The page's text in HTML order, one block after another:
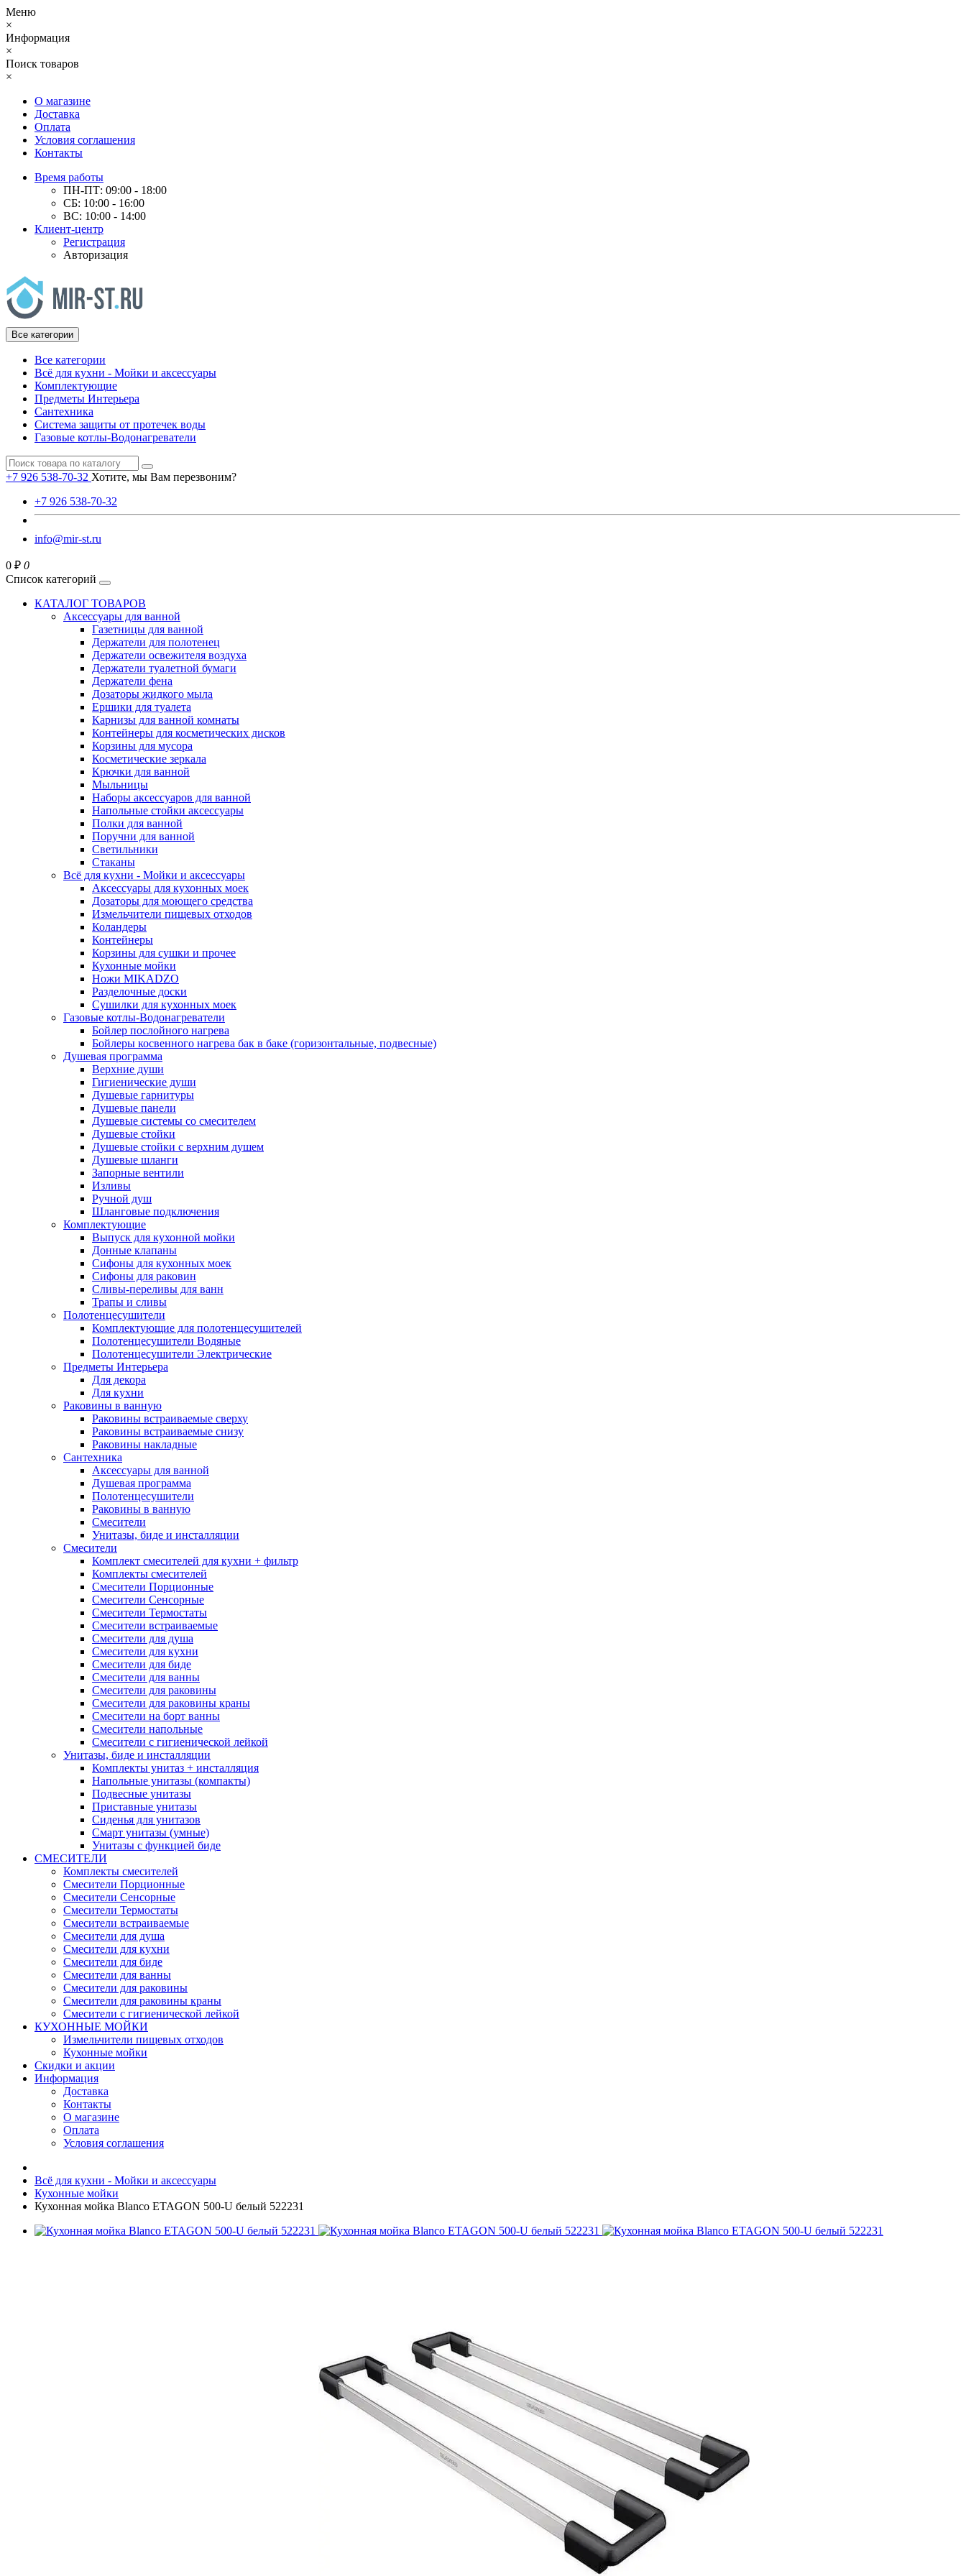
Меню
×
Информация
×
Поиск товаров
×
О магазине
Доставка
Оплата
Условия соглашения
Контакты
Время работы
ПН-ПТ: 09:00 - 18:00
СБ: 10:00 - 16:00
ВС: 10:00 - 14:00
Клиент-центр
Регистрация
Авторизация
Все категории
Все категории
Всё для кухни - Мойки и аксессуары
Комплектующие
Предметы Интерьера
Сантехника
Система защиты от протечек воды
Газовые котлы-Водонагреватели
+7 926 538-70-32 Хотите, мы Вам перезвоним?
+7 926 538-70-32
info@mir-st.ru
0 ₽ 0
Список категорий
КАТАЛОГ ТОВАРОВ
Аксессуары для ванной
Газетницы для ванной
Держатели для полотенец
Держатели освежителя воздуха
Держатели туалетной бумаги
Держатели фена
Дозаторы жидкого мыла
Ершики для туалета
Карнизы для ванной комнаты
Контейнеры для косметических дисков
Корзины для мусора
Косметические зеркала
Крючки для ванной
Мыльницы
Наборы аксессуаров для ванной
Напольные стойки аксессуары
Полки для ванной
Поручни для ванной
Светильники
Стаканы
Всё для кухни - Мойки и аксессуары
Аксессуары для кухонных моек
Дозаторы для моющего средства
Измельчители пищевых отходов
Коландеры
Контейнеры
Корзины для сушки и прочее
Кухонные мойки
Ножи MIKADZO
Разделочные доски
Сушилки для кухонных моек
Газовые котлы-Водонагреватели
Бойлер послойного нагрева
Бойлеры косвенного нагрева бак в баке (горизонтальные, подвесные)
Душевая программа
Верхние души
Гигиенические души
Душевые гарнитуры
Душевые панели
Душевые системы со смесителем
Душевые стойки
Душевые стойки с верхним душем
Душевые шланги
Запорные вентили
Изливы
Ручной душ
Шланговые подключения
Комплектующие
Выпуск для кухонной мойки
Донные клапаны
Сифоны для кухонных моек
Сифоны для раковин
Сливы-переливы для ванн
Трапы и сливы
Полотенцесушители
Комплектующие для полотенцесушителей
Полотенцесушители Водяные
Полотенцесушители Электрические
Предметы Интерьера
Для декора
Для кухни
Раковины в ванную
Раковины встраиваемые сверху
Раковины встраиваемые снизу
Раковины накладные
Сантехника
Аксессуары для ванной
Душевая программа
Полотенцесушители
Раковины в ванную
Смесители
Унитазы, биде и инсталляции
Смесители
Комплект смесителей для кухни + фильтр
Комплекты смесителей
Смесители Порционные
Смесители Сенсорные
Смесители Термостаты
Смесители встраиваемые
Смесители для душа
Смесители для кухни
Смесители для биде
Смесители для ванны
Смесители для раковины
Смесители для раковины краны
Смесители на борт ванны
Смесители напольные
Смесители с гигиенической лейкой
Унитазы, биде и инсталляции
Комплекты унитаз + инсталляция
Напольные унитазы (компакты)
Подвесные унитазы
Приставные унитазы
Сиденья для унитазов
Смарт унитазы (умные)
Унитазы с функцией биде
СМЕСИТЕЛИ
Комплекты смесителей
Смесители Порционные
Смесители Сенсорные
Смесители Термостаты
Смесители встраиваемые
Смесители для душа
Смесители для кухни
Смесители для биде
Смесители для ванны
Смесители для раковины
Смесители для раковины краны
Смесители с гигиенической лейкой
КУХОННЫЕ МОЙКИ
Измельчители пищевых отходов
Кухонные мойки
Скидки и акции
Информация
Доставка
Контакты
О магазине
Оплата
Условия соглашения
Всё для кухни - Мойки и аксессуары
Кухонные мойки
Кухонная мойка Blanco ETAGON 500-U белый 522231